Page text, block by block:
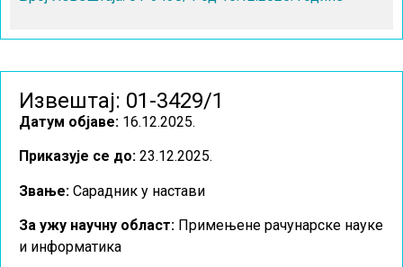
Извештај: 01-3429/1
Датум објаве: 16.12.2025.
Приказује се до: 23.12.2025.
Звање: Сарадник у настави
За ужу научну област: Примењене рачунарске науке
и информатика